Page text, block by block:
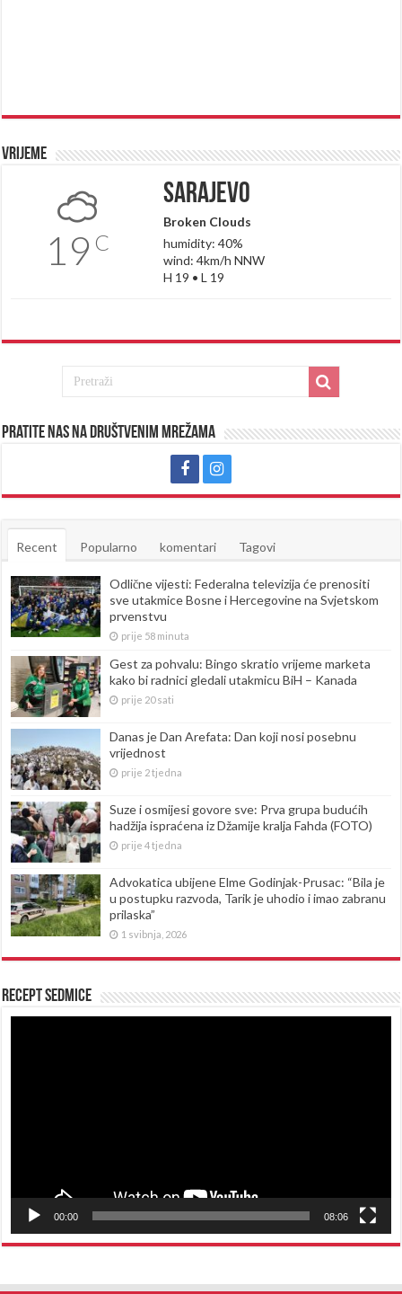
Vrijeme
19 C
Sarajevo
Broken Clouds
humidity: 40%
wind: 4km/h NNW
H 19 • L 19
Pratite nas na društvenim mrežama
Recent Popularno komentari Tagovi
Odlične vijesti: Federalna televizija će prenositi
sve utakmice Bosne i Hercegovine na Svjetskom
prvenstvu
prije 58 minuta
Gest za pohvalu: Bingo skratio vrijeme marketa
kako bi radnici gledali utakmicu BiH – Kanada
prije 20 sati
Danas je Dan Arefata: Dan koji nosi posebnu
vrijednost
prije 2 tjedna
Suze i osmijesi govore sve: Prva grupa budućih
hadžija ispraćena iz Džamije kralja Fahda (FOTO)
prije 4 tjedna
Advokatica ubijene Elme Godinjak-Prusac: “Bila je
u postupku razvoda, Tarik je uhodio i imao zabranu
prilaska”
1 svibnja, 2026
Recept sedmice
00:00 08:06